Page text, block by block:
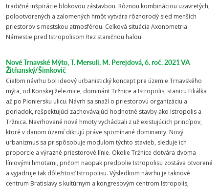
tradičné inšpirácie blokovou zástavbou. Rôznou kombináciou uzavretých,
polootvorených a zalomených hmôt vytvára rôznorodý sled menších
priestorov s mestskou atmosférou. Celková situácia Axonometria
Námestie pred Istropolisom Rez staničnou halou
Nové Trnavské Mýto, T. Mersuli, M. Perejdová, 6. roč. 2021 VA
Žitňanský/Šimkovič
Cieľom návrhu bol ideový urbanistický koncept pre územie Trnavského
mýta, od Konskej železnice, dominánt Tržnice a Istropolis, stanicu Filiálka
až po Pioniersku ulicu. Návrh sa snaží o priestorovú organizáciu a
poriadok, rešpektujúci zachovávajúci hodnotné stavby ako Istropolis a
Tržnica. Navrhované nové hmoty vychádzali z už existujúcich princípov,
ktoré v danom území diktujú práve spomínané dominanty. Nový
urbanizmus sa prispôsobuje modulom týchto stavieb, sleduje ich
proporcie a výrazné priestorové línie. Okolie Tržnice dotvára dvoma
líniovými hmotami, pričom naopak predpolie Istropolisu zostáva otvorené
a vyjadruje tak dôležitosť Istropolisu. Výsledkom návrhu je taknové
centrum Bratislavy s kultúrnym a kongresovým centrom Istropolis,